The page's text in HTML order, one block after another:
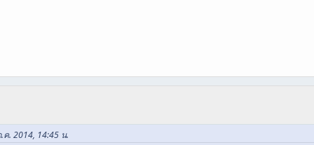
. 2014, 14:45 น.